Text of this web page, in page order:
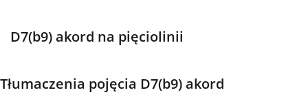
D7(b9) akord na pięciolinii
Tłumaczenia pojęcia D7(b9) akord